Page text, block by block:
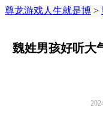
尊龙游戏人生就是博 >
魏姓男孩好听大